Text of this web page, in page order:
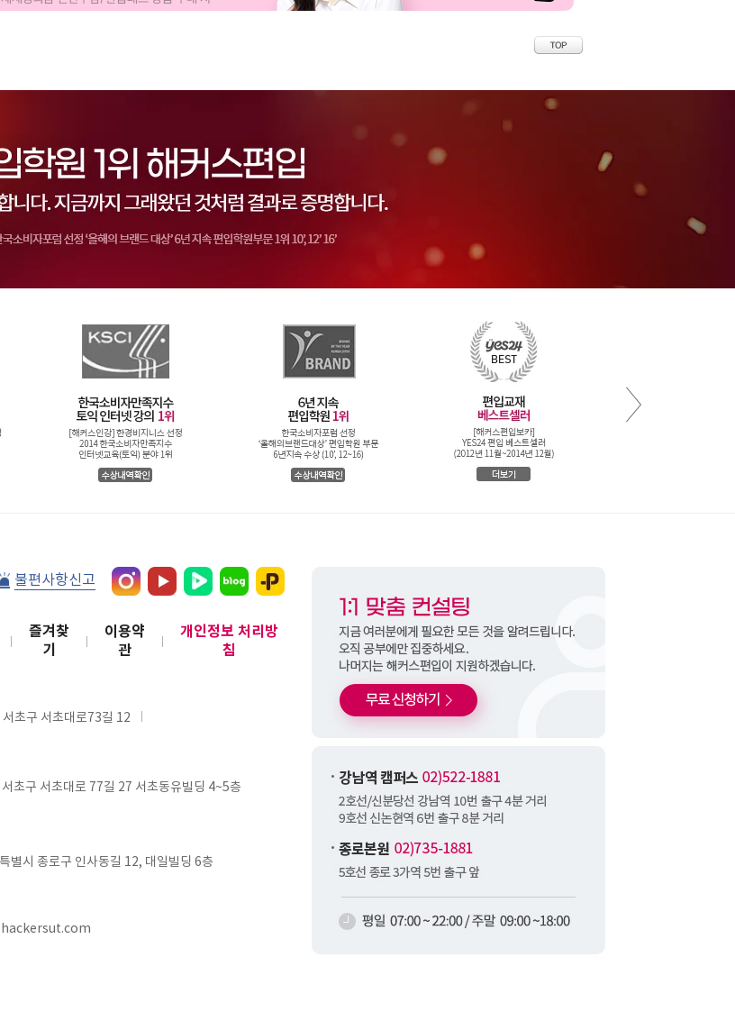
불편사항신고
즐겨찾
기
이용약
관
개인정보 처리방
침
서초구 서초대로73길 12
서초구 서초대로 77길 27 서초동유빌딩 4~5층
별시 종로구 인사동길 12, 대일빌딩 6층